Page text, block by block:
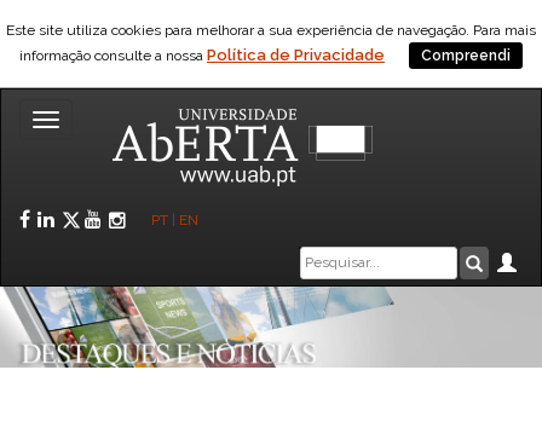
Este site utiliza cookies para melhorar a sua experiência de navegação. Para mais
informação consulte a nossa Política de Privacidade Compreendi
Toggle
Facebook
LinkedIn
Twitter
YouTube
Instagram
PT EN
Caixa
de
pesquisa